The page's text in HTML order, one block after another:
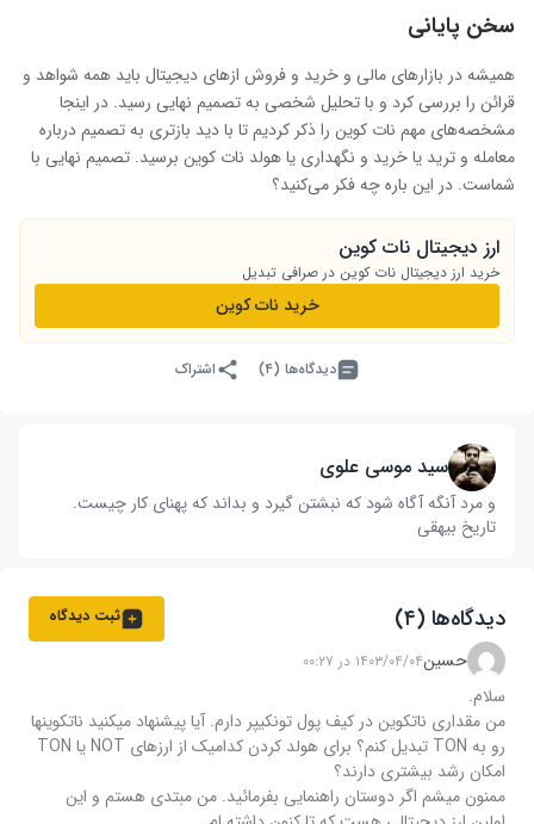
سخن پایانی
همیشه در بازارهای مالی و خرید و فروش ازهای دیجیتال باید همه شواهد و
قرائن را بررسی کرد و با تحلیل شخصی به تصمیم نهایی رسید. در اینجا
مشخصه‌های مهم نات‌ کوین را ذکر کردیم تا با دید بازتری به تصمیم درباره
معامله و ترید یا خرید و نگهداری یا هولد نات کوین برسید. تصمیم نهایی با
شماست. در این باره چه فکر می‌کنید؟
ارز دیجیتال نات کوین
خرید ارز دیجیتال نات کوین در صرافی تبدیل
خرید نات کوین
دیدگاه‌ها (۴) اشتراک
سید موسی علوی
و مرد آنگه آگاه شود که نبشتن گیرد و بداند که پهنای کار چیست‌.
تاریخ بیهقی
دیدگاه‌ها (۴) ثبت دیدگاه
حسین۱۴۰۳/۰۴/۰۴ در ۰۰:۲۷
سلام.
من مقداری ناتکوین در کیف پول تونکیپر دارم. آیا پیشنهاد میکنید ناتکوینها
رو به TON تبدیل کنم؟ برای هولد کردن کدامیک از ارزهای NOT یا TON
امکان رشد بیشتری دارند؟
ممنون میشم اگر دوستان راهنمایی بفرمائید. من مبتدی هستم و این